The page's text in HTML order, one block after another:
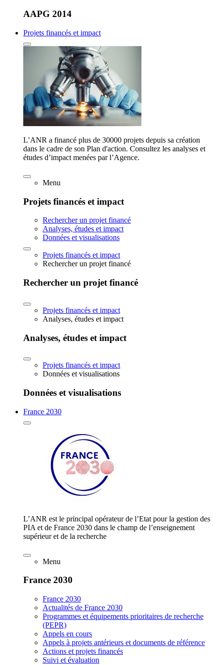
AAPG 2014
Projets financés et impact
L’ANR a financé plus de 30000 projets depuis sa création
dans le cadre de son Plan d'action. Consultez les analyses et
études d’impact menées par l’Agence.
Menu
Projets financés et impact
Rechercher un projet financé
Analyses, études et impact
Données et visualisations
Projets financés et impact
Rechercher un projet financé
Rechercher un projet financé
Projets financés et impact
Analyses, études et impact
Analyses, études et impact
Projets financés et impact
Données et visualisations
Données et visualisations
France 2030
L’ANR est le principal opérateur de l’Etat pour la gestion des
PIA et de France 2030 dans le champ de l’enseignement
supérieur et de la recherche
Menu
France 2030
France 2030
Actualités de France 2030
Programmes et équipements prioritaires de recherche
(PEPR)
Appels en cours
Appels à projets antérieurs et documents de référence
Actions et projets financés
Suivi et évaluation